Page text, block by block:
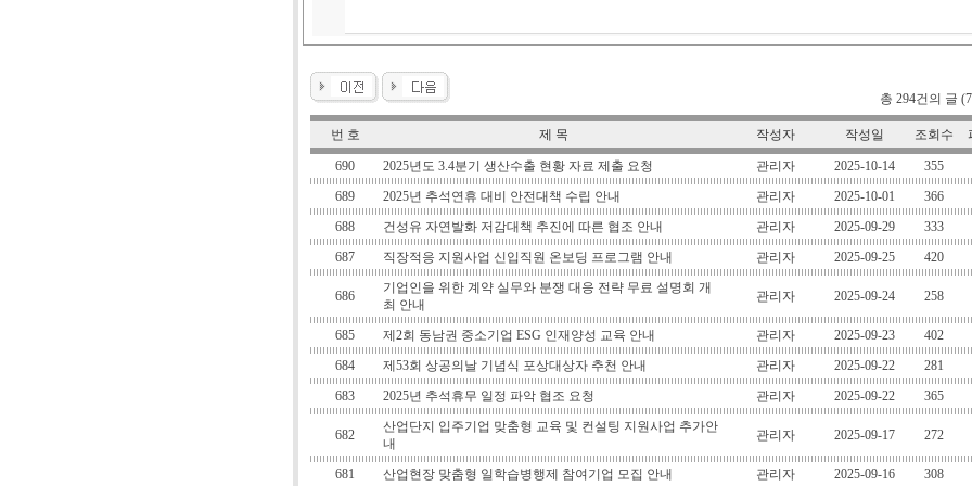
총 294건의 글
번 호 제 목 작성자 작성일 조회수
690 2025년도 3.4분기 생산수출 현황 자료 제출 요청 관리자 2025-10-14
355
689
2025년 추석연휴 대비 안전대책 수립 안내 관리자 2025-10-01
366
688
건성유 자연발화 저감대책 추진에 따른 협조 안내 관리자 2025-09-29
333
687
직장적응 지원사업 신입직원 온보딩 프로그램 안내 관리자 2025-09-25 420
686
기업인을 위한 계약 실무와 분쟁 대응 전략 무료 설명회 개
최 안내
관리자 2025-09-24 258
685 제2회 동남권 중소기업 ESG 인재양성 교육 안내 관리자 2025-09-23
402
684
제53회 상공의날 기념식 포상대상자 추천 안내 관리자 2025-09-22
281
683
2025년 추석휴무 일정 파악 협조 요청 관리자 2025-09-22 365
682
산업단지 입주기업 맞춤형 교육 및 컨설팅 지원사업 추가안
내
관리자 2025-09-17 272
681 산업현장 맞춤형 일학습병행제 참여기업 모집 안내 관리자 2025-09-16 308